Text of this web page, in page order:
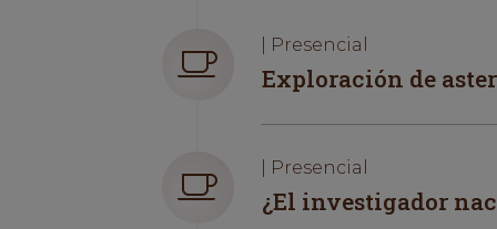
| Presencial
Exploración de
| Presencial
¿El investigador